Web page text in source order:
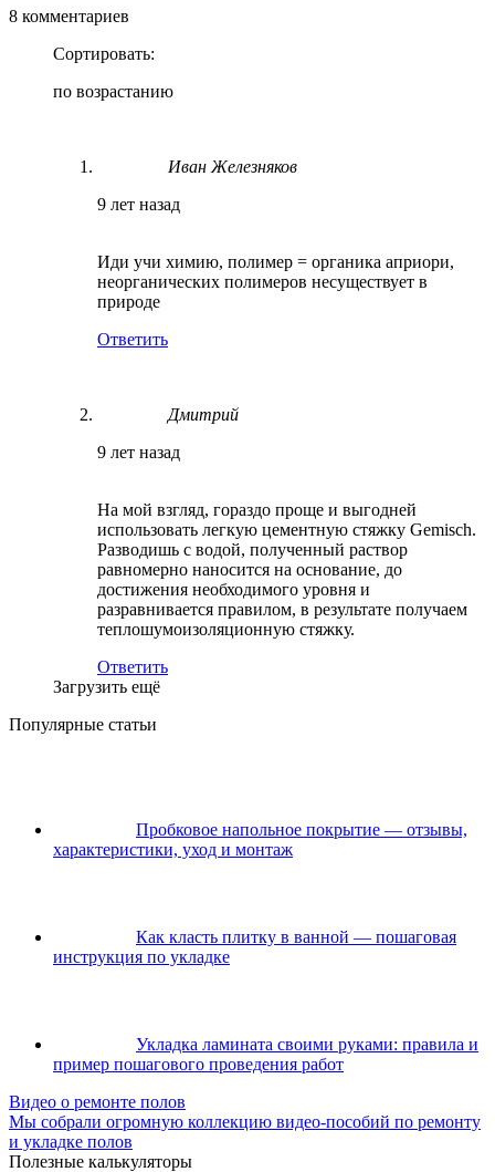
8 комментариев
Сортировать:
по возрастанию
Иван Железняков
9 лет назад
Иди учи химию, полимер = органика априори,
неорганических полимеров несуществует в
природе
Ответить
Дмитрий
9 лет назад
На мой взгляд, гораздо проще и выгодней
использовать легкую цементную стяжку Gemisch.
Разводишь с водой, полученный раствор
равномерно наносится на основание, до
достижения необходимого уровня и
разравнивается правилом, в результате получаем
теплошумоизоляционную стяжку.
Ответить
Загрузить ещё
Популярные статьи
Пробковое напольное покрытие — отзывы,
характеристики, уход и монтаж
Как класть плитку в ванной — пошаговая
инструкция по укладке
Укладка ламината своими руками: правила и
пример пошагового проведения работ
Видео о ремонте полов
Мы собрали огромную коллекцию видео-пособий по ремонту
и укладке полов
Полезные калькуляторы